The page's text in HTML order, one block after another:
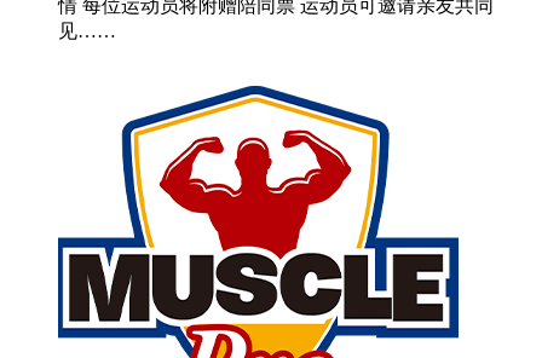
情 每位运动员将附赠陪同票 运动员可邀请亲友共同
见……